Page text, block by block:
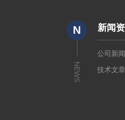
N
NEWS
新闻
公司新
技术文